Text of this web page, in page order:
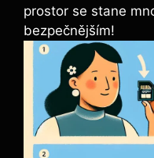
‌prostor​ se stane
bezpečnějším!